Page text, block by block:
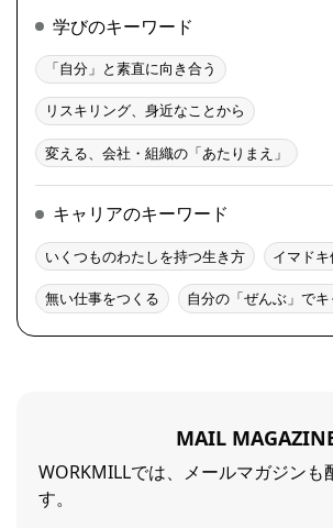
学びのキーワード
「自分」と素直に向き合う
リスキリング、身近なことから
変える、会社・組織の「あたりまえ」
キャリアのキーワード
いくつものわたしを持つ生き方 イマド
無い仕事をつくる 自分の「ぜんぶ」でキ
MAIL
WORKMILLでは、メールマガジンも
す。